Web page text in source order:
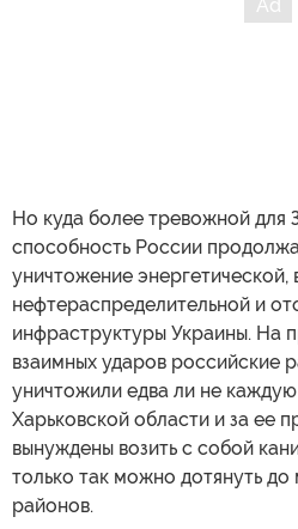
Но куда более тревожной для
способность России
уничтожение
нефтераспределительной и
инфраструктуры Украины. На
взаимных ударов российские
уничтожили едва ли не каждую
Харьковской области и за ее
вынуждены возить с собой
только так можно дотянуть
районов.